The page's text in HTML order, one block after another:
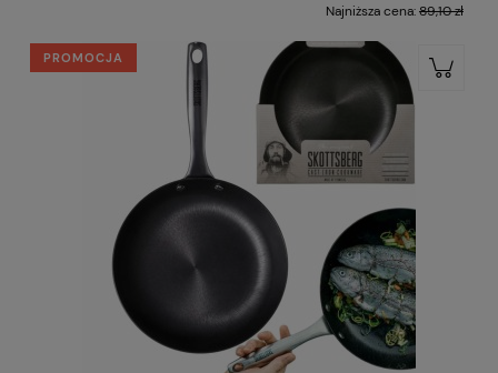
Najniższa cena:89,10 zł
PROMOCJA